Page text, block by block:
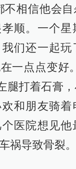
不相信他会
顺。一个星
们还一起玩
一点点变好
腿打着石膏
和朋友骑着
医院想见他
祸导致骨裂。